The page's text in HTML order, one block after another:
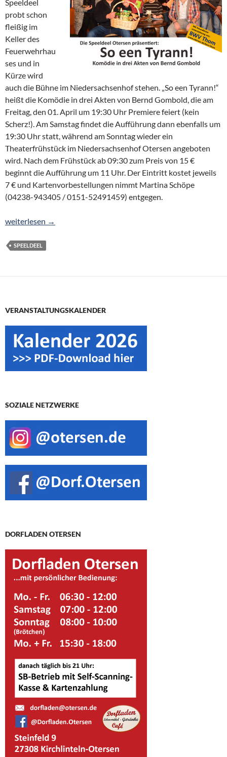
Speeldeel
probt schon
fleißig im
Keller des
Feuerwehrhau
ses und in
Kürze wird
auch die Bühne im Niedersachsenhof stehen. „So een Tyrann!“
heißt die Komödie in drei Akten von Bernd Gombold, die am
Freitag, den 01. April um 19:30 Uhr Premiere feiert (kein
Scherz!). Am Samstag findet die Aufführung dann ebenfalls um
19:30 Uhr statt, während am Sonntag wieder ein
Theaterfrühstück im Niedersachsenhof Otersen angeboten
wird. Nach dem Frühstück ab 09:30 zum Preis von 15 €
beginnt die Aufführung um 11 Uhr. Der Eintritt kostet jeweils
7 € und Kartenvorbestellungen nimmt Martina Schöpe
(04238-943405 / 0151-52491459) entgegen.
„So een Tyrann!“ – Speeldeel mit drei Auftritten Anfang April
weiterlesen →
SPEELDEEL
VERANSTALTUNGSKALENDER
SOZIALE NETZWERKE
DORFLADEN OTERSEN